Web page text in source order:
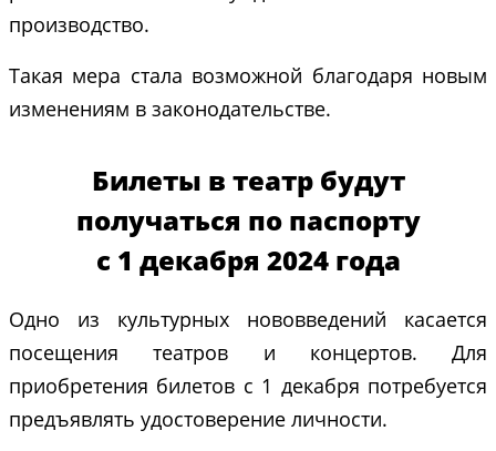
производство.
Такая мера стала возможной благодаря новым
изменениям в законодательстве.
Билеты в театр будут
получаться по паспорту
с 1 декабря 2024 года
Одно из культурных нововведений касается
посещения театров и концертов. Для
приобретения билетов с 1 декабря потребуется
предъявлять удостоверение личности.